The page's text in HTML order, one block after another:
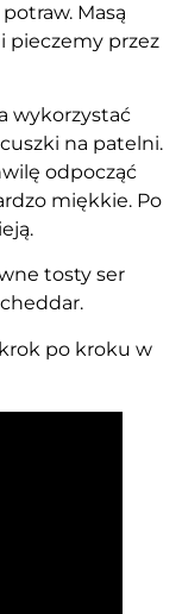
Masą
pieczemy przez
wykorzystać
na patelni.
odpocząć
miękkie. Po
tosty ser
po kroku w